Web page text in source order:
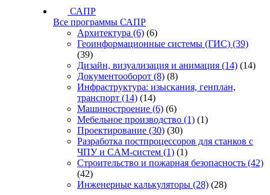
САПР
Все программы САПР
Архитектура (6) (6)
Геоинформационные системы (ГИС) (39)
(39)
Дизайн, визуализация и анимация (14) (14)
Документооборот (8) (8)
Инфраструктура: изыскания, генплан,
транспорт (14) (14)
Машиностроение (6) (6)
Мебельное производство (1) (1)
Проектирование (30) (30)
Разработка постпроцессоров для станков с
ЧПУ и CAM-систем (1) (1)
Строительство и пожарная безопасность (42)
(42)
Инженерные калькуляторы (28) (28)